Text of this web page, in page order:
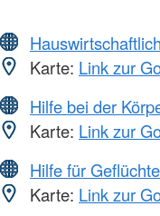
Karte: Link zur
Hilfe bei der
Karte: Link zur
Hilfe für
Karte: Link zur